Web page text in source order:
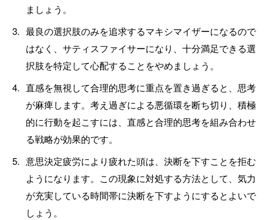
ましょう。
最良の選択肢のみを追求するマキシマイザーになるので
はなく、サティスファイサーになり、十分満足できる選
択肢を特定して心配することをやめましょう。
直感を無視して合理的思考に重点を置き過ぎると、思考
が麻痺します。考え過ぎによる悪循環を断ち切り、積極
的に行動を起こすには、直感と合理的思考を組み合わせ
る戦略が効果的です。
意思決定疲労により疲れた頭は、決断を下すことを拒む
ようになります。この現象に対処する方法として、気力
が充実している時間帯に決断を下すようにするとよいで
しょう。